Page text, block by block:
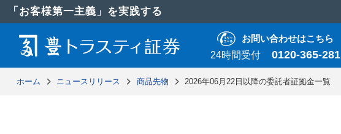
「お客様第一主義」を実践する
お問い合わせはこちら
24時間受付
0120-365-281
ホーム ニュースリリース 商品先物 2026年06月22日以降の委託者証拠金一覧